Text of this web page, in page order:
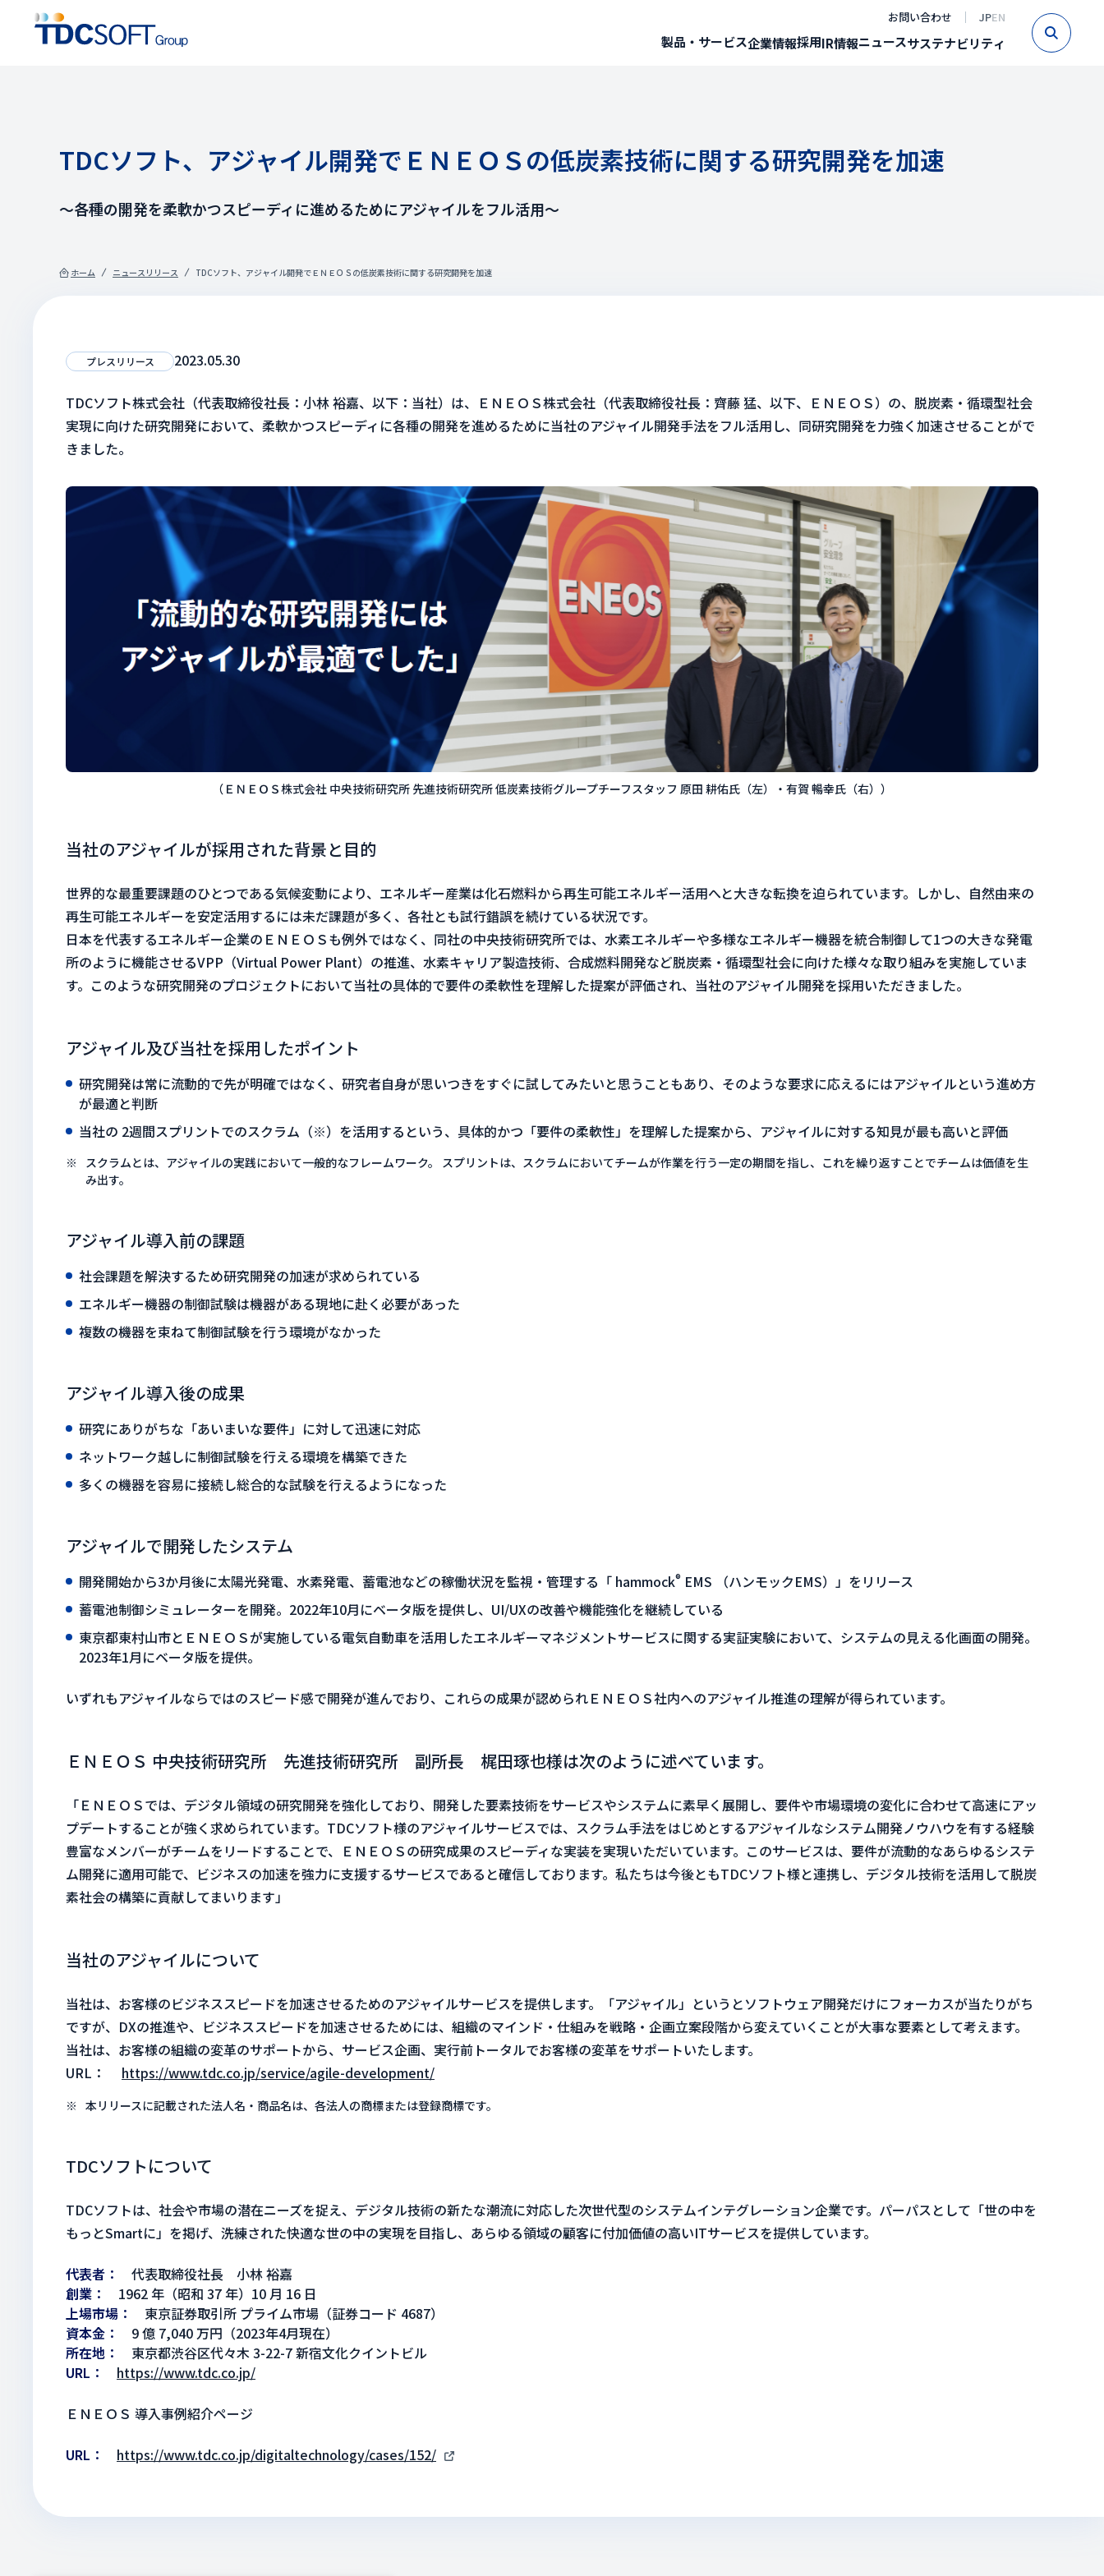
製品・サービス企業情報採用IR情報ニュースサステナビリティ
お問い合わせ JPEN
TDCソフト、アジャイル開発でＥＮＥＯＳの低炭素技術に関する研究開発を加速
～各種の開発を柔軟かつスピーディに進めるためにアジャイルをフル活用～
ホーム ニュースリリース TDCソフト、アジャイル開発でＥＮＥＯＳの低炭素技術に関する研究開発を加速
プレスリリース 2023.05.30
TDCソフト株式会社（代表取締役社長：小林 裕嘉、以下：当社）は、ＥＮＥＯＳ株式会社（代表取締役社長：齊藤 猛、以下、ＥＮＥＯＳ）の、脱炭素・循環型社会
実現に向けた研究開発において、柔軟かつスピーディに各種の開発を進めるために当社のアジャイル開発手法をフル活用し、同研究開発を力強く加速させることがで
きました。
（ＥＮＥＯＳ株式会社 中央技術研究所 先進技術研究所 低炭素技術グループチーフスタッフ 原田 耕佑氏（左）・有賀 暢幸氏（右））
当社のアジャイルが採用された背景と目的
世界的な最重要課題のひとつである気候変動により、エネルギー産業は化石燃料から再生可能エネルギー活用へと大きな転換を迫られています。しかし、自然由来の
再生可能エネルギーを安定活用するには未だ課題が多く、各社とも試行錯誤を続けている状況です。
日本を代表するエネルギー企業のＥＮＥＯＳも例外ではなく、同社の中央技術研究所では、水素エネルギーや多様なエネルギー機器を統合制御して1つの大きな発電
所のように機能させるVPP（Virtual Power Plant）の推進、水素キャリア製造技術、合成燃料開発など脱炭素・循環型社会に向けた様々な取り組みを実施していま
す。このような研究開発のプロジェクトにおいて当社の具体的で要件の柔軟性を理解した提案が評価され、当社のアジャイル開発を採用いただきました。
アジャイル及び当社を採用したポイント
研究開発は常に流動的で先が明確ではなく、研究者⾃⾝が思いつきをすぐに試してみたいと思うこともあり、そのような要求に応えるにはアジャイルという進め⽅
が最適と判断
当社の 2週間スプリントでのスクラム（※）を活⽤するという、具体的かつ「要件の柔軟性」を理解した提案から、アジャイルに対する知⾒が最も⾼いと評価
スクラムとは、アジャイルの実践において⼀般的なフレームワーク。 スプリントは、スクラムにおいてチームが作業を⾏う⼀定の期間を指し、これを繰り返すことでチームは価値を⽣
み出す。
アジャイル導入前の課題
社会課題を解決するため研究開発の加速が求められている
エネルギー機器の制御試験は機器がある現地に赴く必要があった
複数の機器を束ねて制御試験を⾏う環境がなかった
アジャイル導入後の成果
研究にありがちな「あいまいな要件」に対して迅速に対応
ネットワーク越しに制御試験を⾏える環境を構築できた
多くの機器を容易に接続し総合的な試験を⾏えるようになった
アジャイルで開発したシステム
開発開始から3か月後に太陽光発電、水素発電、蓄電池などの稼働状況を監視・管理する「 hammock® EMS （ハンモックEMS）」をリリース
蓄電池制御シミュレーターを開発。2022年10月にベータ版を提供し、UI/UXの改善や機能強化を継続している
東京都東村⼭市とＥＮＥＯＳが実施している電気⾃動⾞を活⽤したエネルギーマネジメントサービスに関する実証実験において、システムの⾒える化画⾯の開発。
2023年1⽉にベータ版を提供。
いずれもアジャイルならではのスピード感で開発が進んでおり、これらの成果が認められＥＮＥＯＳ社内へのアジャイル推進の理解が得られています。
ＥＮＥＯＳ 中央技術研究所 先進技術研究所 副所長 梶田琢也様は次のように述べています。
「ＥＮＥＯＳでは、デジタル領域の研究開発を強化しており、開発した要素技術をサービスやシステムに素早く展開し、要件や市場環境の変化に合わせて高速にアッ
プデートすることが強く求められています。TDCソフト様のアジャイルサービスでは、スクラム手法をはじめとするアジャイルなシステム開発ノウハウを有する経験
豊富なメンバーがチームをリードすることで、ＥＮＥＯＳの研究成果のスピーディな実装を実現いただいています。このサービスは、要件が流動的なあらゆるシステ
ム開発に適用可能で、ビジネスの加速を強力に支援するサービスであると確信しております。私たちは今後ともTDCソフト様と連携し、デジタル技術を活用して脱炭
素社会の構築に貢献してまいります」
当社のアジャイルについて
当社は、お客様のビジネススピードを加速させるためのアジャイルサービスを提供します。「アジャイル」というとソフトウェア開発だけにフォーカスが当たりがち
ですが、DXの推進や、ビジネススピードを加速させるためには、組織のマインド・仕組みを戦略・企画立案段階から変えていくことが大事な要素として考えます。
当社は、お客様の組織の変革のサポートから、サービス企画、実行前トータルでお客様の変革をサポートいたします。
URL： https://www.tdc.co.jp/service/agile-development/
本リリースに記載された法人名・商品名は、各法人の商標または登録商標です。
TDCソフトについて
TDCソフトは、社会や市場の潜在ニーズを捉え、デジタル技術の新たな潮流に対応した次世代型のシステムインテグレーション企業です。パーパスとして「世の中を
もっとSmartに」を掲げ、洗練された快適な世の中の実現を目指し、あらゆる領域の顧客に付加価値の高いITサービスを提供しています。
代表者
代表取締役社長 小林 裕嘉
創業
1962 年（昭和 37 年）10 月 16 日
上場市場
東京証券取引所 プライム市場（証券コード 4687）
資本金
9 億 7,040 万円（2023年4月現在）
所在地
東京都渋谷区代々木 3-22-7 新宿文化クイントビル
URL
https://www.tdc.co.jp/
ＥＮＥＯＳ 導入事例紹介ページ
URL https://www.tdc.co.jp/digitaltechnology/cases/152/